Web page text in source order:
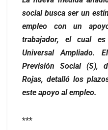
social busca ser un
empleo con un
trabajador, el cual
Universal Ampliado.
Previsión Social (S),
Rojas, detalló los
este apoyo al empleo.
***